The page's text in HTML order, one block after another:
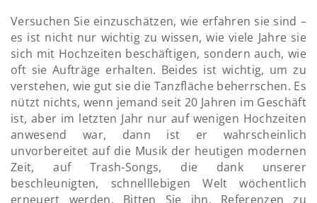
Versuchen Sie einzuschätzen, wie erfahren sie sind –
es ist nicht nur wichtig zu wissen, wie viele Jahre sie
sich mit Hochzeiten beschäftigen, sondern auch, wie
oft sie Aufträge erhalten. Beides ist wichtig, um zu
verstehen, wie gut sie die Tanzfläche beherrschen. Es
nützt nichts, wenn jemand seit 20 Jahren im Geschäft
ist, aber im letzten Jahr nur auf wenigen Hochzeiten
anwesend war, dann ist er wahrscheinlich
unvorbereitet auf die Musik der heutigen modernen
Zeit, auf Trash-Songs, die dank unserer
beschleunigten, schnelllebigen Welt wöchentlich
erneuert werden. Bitten Sie ihn, Referenzen zu